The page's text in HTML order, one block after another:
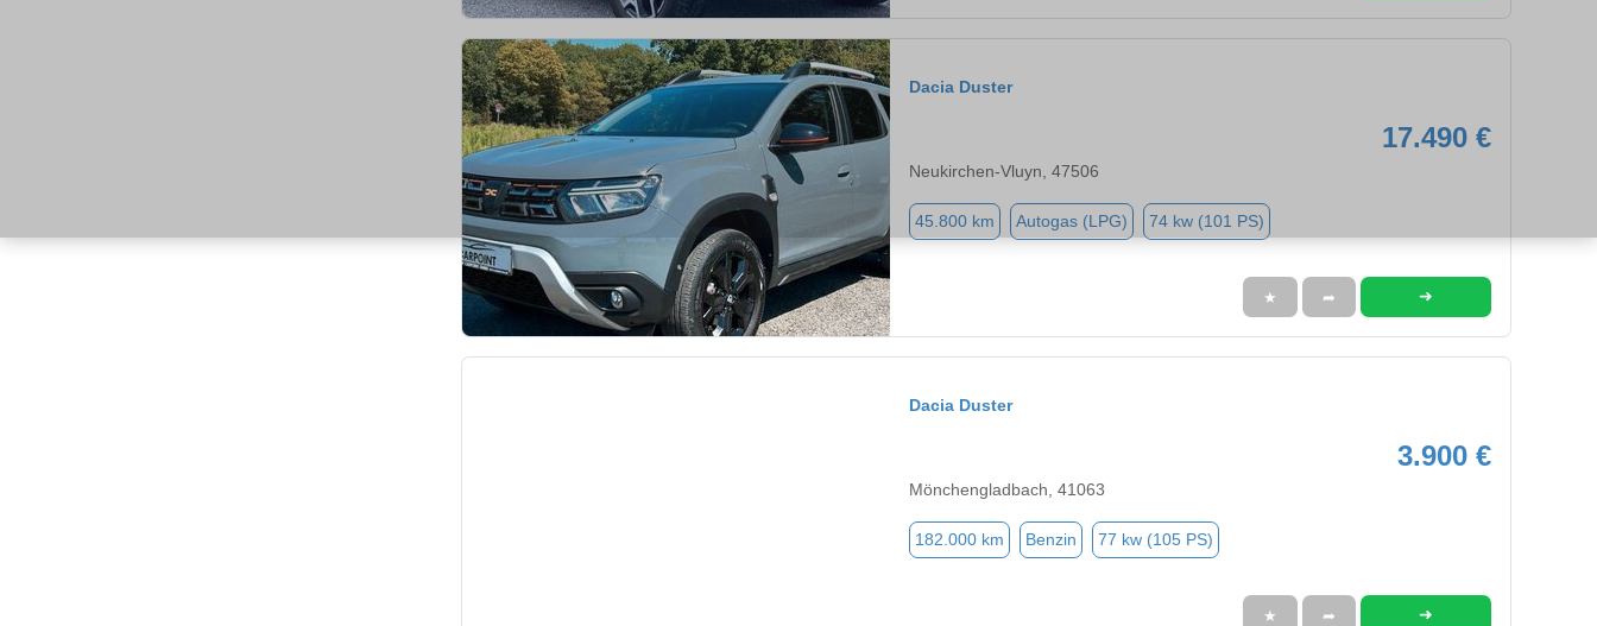
Dacia Duster
17.490 €
Neukirchen-Vluyn, 47506
45.800 km Autogas (LPG) 74 kw (101 PS)
★ ➦ ➜
Dacia Duster
3.900 €
Mönchengladbach, 41063
182.000 km Benzin 77 kw (105 PS)
★ ➦ ➜